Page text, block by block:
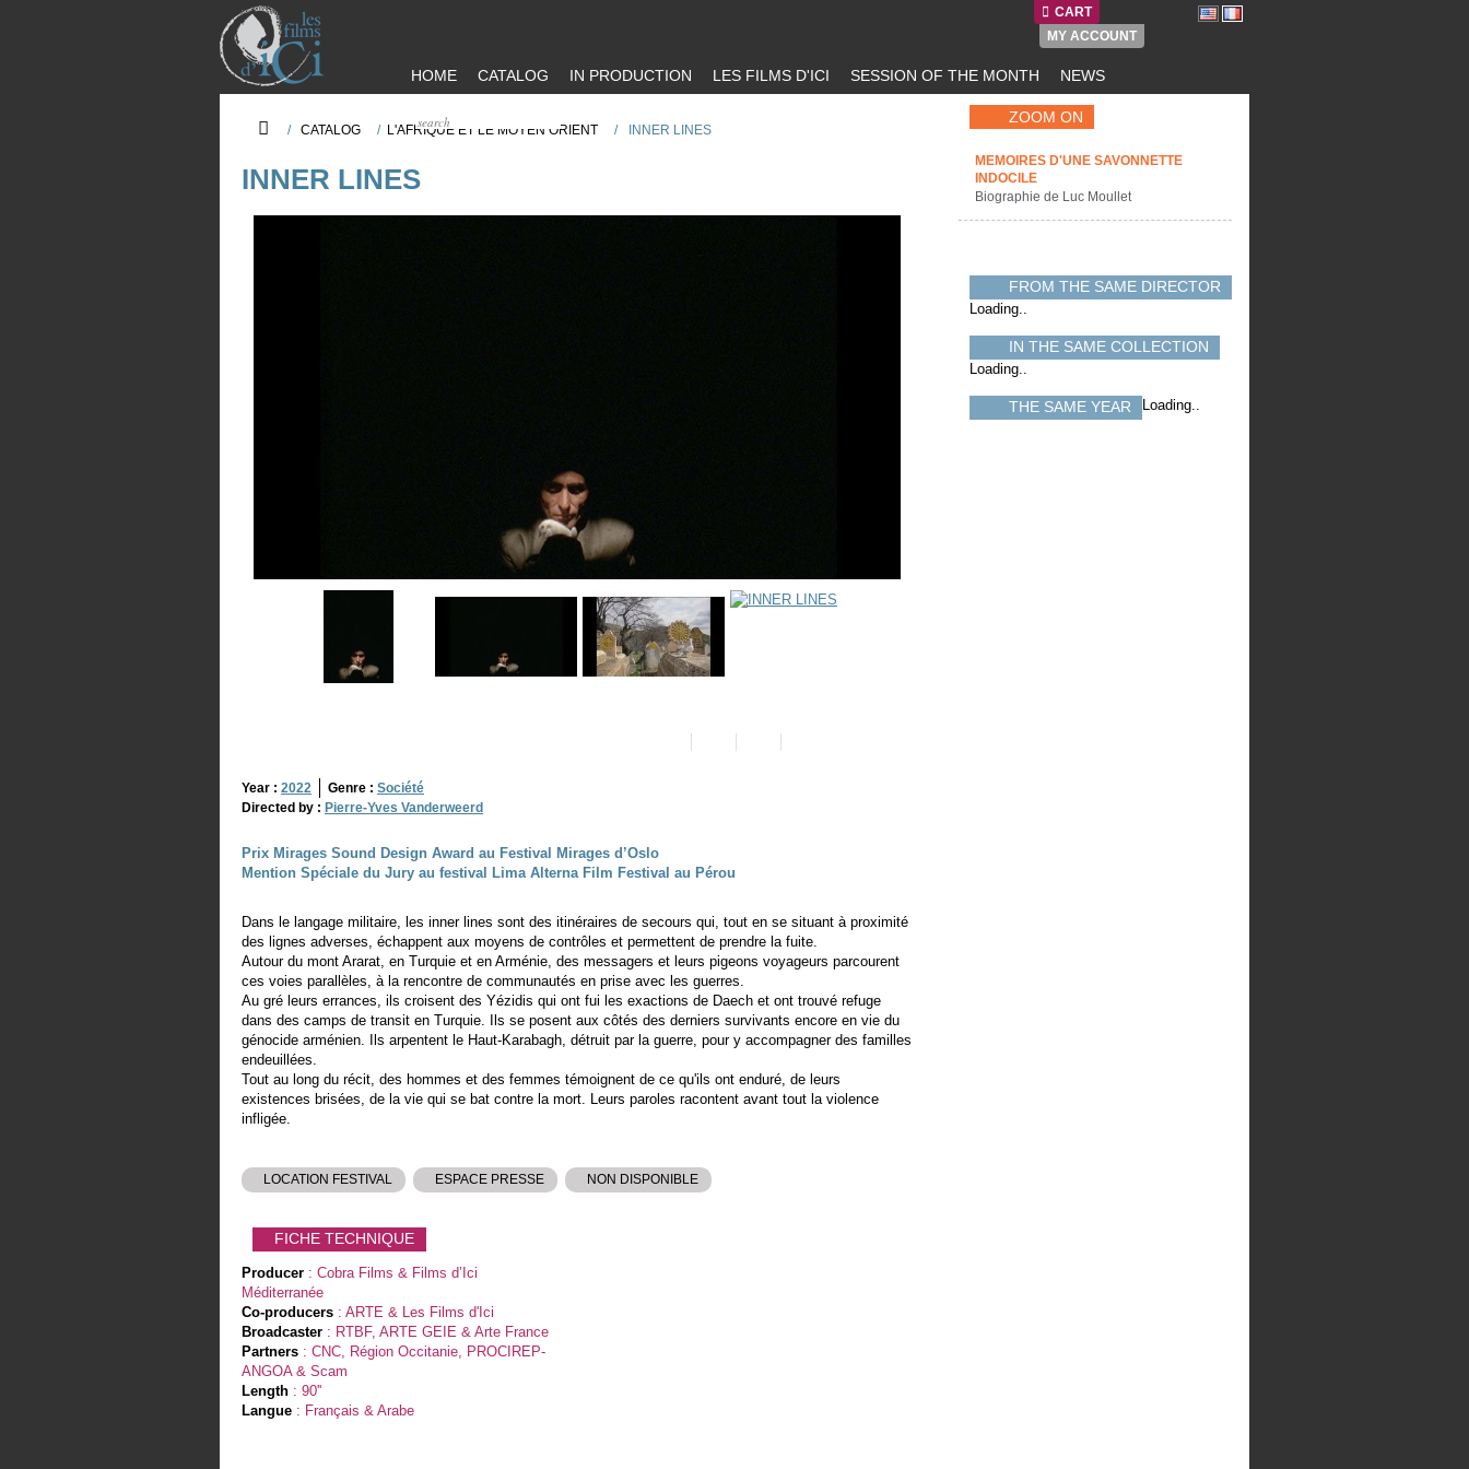
CART
MY ACCOUNT
HOME CATALOG IN PRODUCTION LES FILMS D'ICI SESSION OF THE MONTH NEWS
/ CATALOG / L'AFRIQUE ET LE MOYEN ORIENT / INNER LINES
INNER LINES
Year : 2022 Genre : Société
Directed by : Pierre-Yves Vanderweerd
Prix Mirages Sound Design Award au Festival Mirages d’Oslo
Mention Spéciale du Jury au festival Lima Alterna Film Festival au Pérou
Dans le langage militaire, les inner lines sont des itinéraires de secours qui, tout en se situant à proximité
des lignes adverses, échappent aux moyens de contrôles et permettent de prendre la fuite.
Autour du mont Ararat, en Turquie et en Arménie, des messagers et leurs pigeons voyageurs parcourent
ces voies parallèles, à la rencontre de communautés en prise avec les guerres.
Au gré leurs errances, ils croisent des Yézidis qui ont fui les exactions de Daech et ont trouvé refuge
dans des camps de transit en Turquie. Ils se posent aux côtés des derniers survivants encore en vie du
génocide arménien. Ils arpentent le Haut-Karabagh, détruit par la guerre, pour y accompagner des familles
endeuillées.
Tout au long du récit, des hommes et des femmes témoignent de ce qu'ils ont enduré, de leurs
existences brisées, de la vie qui se bat contre la mort. Leurs paroles racontent avant tout la violence
infligée.
LOCATION FESTIVAL ESPACE PRESSE NON DISPONIBLE
FICHE TECHNIQUE
Producer : Cobra Films & Films d’Ici
Méditerranée
Co-producers : ARTE & Les Films d'Ici
Broadcaster : RTBF, ARTE GEIE & Arte France
Partners : CNC, Région Occitanie, PROCIREP-
ANGOA & Scam
Length : 90''
Langue : Français & Arabe
ZOOM ON
MEMOIRES D'UNE SAVONNETTE
INDOCILE
Biographie de Luc Moullet
FROM THE SAME DIRECTOR
Loading..
IN THE SAME COLLECTION
Loading..
THE SAME YEAR Loading..